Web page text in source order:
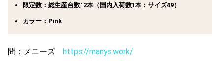
限定数：総生産台数12本（国内入荷数1本：サイズ49）
カラー：Pink
問：メニーズ https://manys.work/